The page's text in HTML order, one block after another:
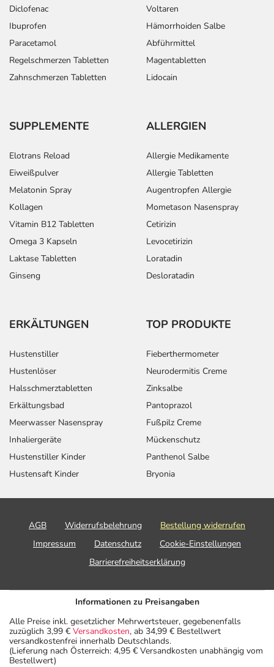
Diclofenac
Ibuprofen
Paracetamol
Regelschmerzen Tabletten
Zahnschmerzen Tabletten
Voltaren
Hämorrhoiden Salbe
Abführmittel
Magentabletten
Lidocain
SUPPLEMENTE
Elotrans Reload
Eiweißpulver
Melatonin Spray
Kollagen
Vitamin B12 Tabletten
Omega 3 Kapseln
Laktase Tabletten
Ginseng
ALLERGIEN
Allergie Medikamente
Allergie Tabletten
Augentropfen Allergie
Mometason Nasenspray
Cetirizin
Levocetirizin
Loratadin
Desloratadin
ERKÄLTUNGEN
Hustenstiller
Hustenlöser
Halsschmerztabletten
Erkältungsbad
Meerwasser Nasenspray
Inhaliergeräte
Hustenstiller Kinder
Hustensaft Kinder
TOP PRODUKTE
Fieberthermometer
Neurodermitis Creme
Zinksalbe
Pantoprazol
Fußpilz Creme
Mückenschutz
Panthenol Salbe
Bryonia
AGB Widerrufsbelehrung
Bestellung widerrufen
Impressum
Datenschutz
Cookie-Einstellungen
Barrierefreiheitserklärung
Informationen zu Preisangaben
Alle Preise inkl. gesetzlicher Mehrwertsteuer, gegebenenfalls
zuzüglich 3,99 € Versandkosten, ab 34,99 € Bestellwert
versandkostenfrei innerhalb Deutschlands.
(Lieferung nach Österreich: 4,95 € Versandkosten unabhängig vom
Bestellwert)